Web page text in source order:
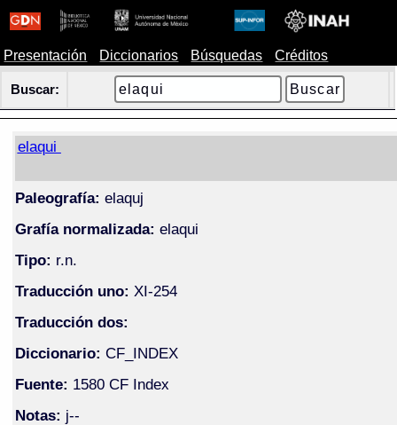
Presentación Diccionarios Búsquedas Créditos
Buscar:
elaqui
Paleografía: elaquj
Grafía normalizada: elaqui
Tipo: r.n.
Traducción uno: XI-254
Traducción dos:
Diccionario: CF_INDEX
Fuente: 1580 CF Index
Notas: j--